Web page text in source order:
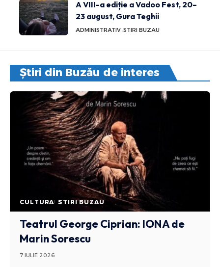
A VIII-a ediție a Vadoo Fest, 20–
23 august, Gura Teghii
ADMINISTRATIV STIRI BUZAU
Știri din Buzău de interes
CULTURA STIRI BUZAU
Teatrul George Ciprian: IONA de
Marin Sorescu
7 IULIE 2026